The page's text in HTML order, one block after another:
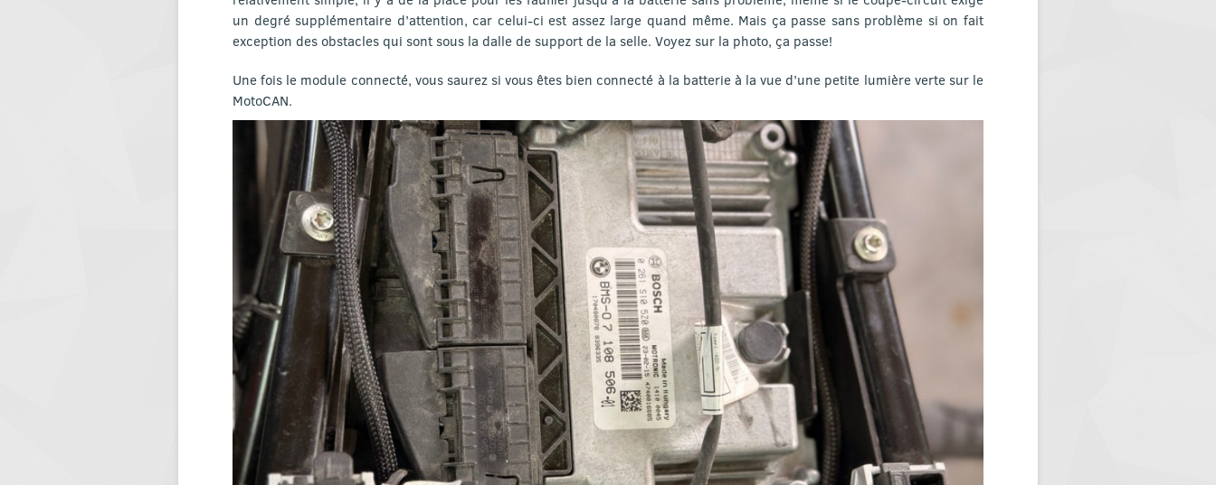
un degré supplémentaire d’attention, car celui-ci est assez large quand même. Mais ça passe sans problème si on fait
exception des obstacles qui sont sous la dalle de support de la selle. Voyez sur la photo, ça passe!
Une fois le module connecté, vous saurez si vous êtes bien connecté à la batterie à la vue d’une petite lumière verte sur le
MotoCAN.